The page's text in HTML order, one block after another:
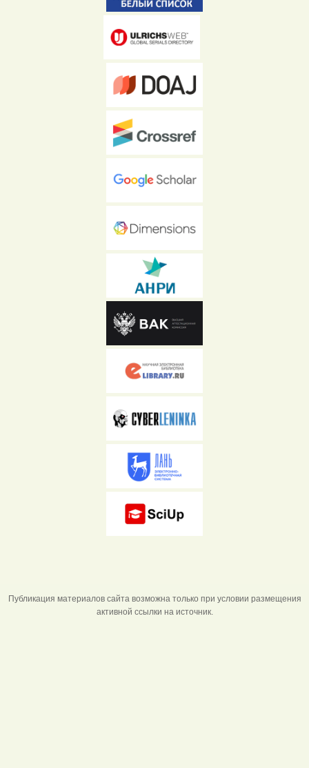
Публикация материалов сайта возможна только при условии размещения
активной ссылки на источник.